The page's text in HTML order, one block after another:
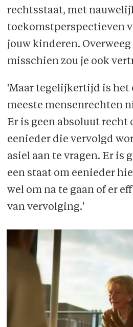
rechtsstaat, met
toekomstperspectieven
jouw kinderen. Overweeg
misschien zou je ook
'Maar tegelijkertijd is het
meeste mensenrechten
Er is geen absoluut recht
eenieder die vervolgd
asiel aan te vragen. Er is
een staat om eenieder
wel om na te gaan of er
van vervolging.'